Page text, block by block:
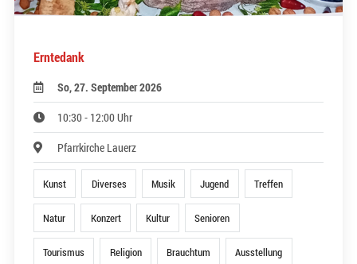
Erntedank
So, 27. September 2026
10:30 - 12:00 Uhr
Pfarrkirche Lauerz
Kunst Diverses Musik Jugend Treffen
Natur Konzert Kultur Senioren
Tourismus Religion Brauchtum Ausstellung